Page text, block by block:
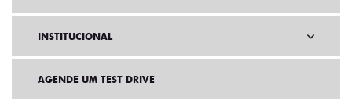
INSTITUCIONAL
AGENDE UM TEST DRIVE